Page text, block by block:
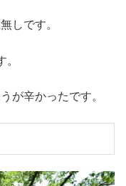
しです。
が辛かったです。